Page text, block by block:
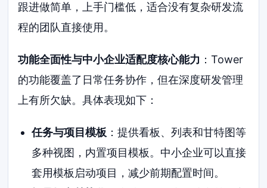
跟进做简单，上手门槛低，适合没有复杂研发流
程的团队直接使用。
功能全面性与中小企业适配度核心能力 ：Tower
的功能覆盖了日常任务协作，但在深度研发管理
上有所欠缺。具体表现如下：
任务与项目模板 ：提供看板、列表和甘特图等
多种视图，内置项目模板。中小企业可以直接
套用模板启动项目，减少前期配置时间。